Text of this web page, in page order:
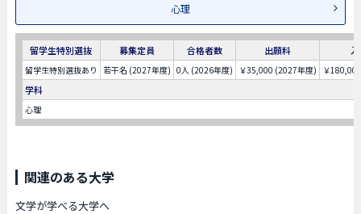
心理
留学生特別選抜 募集定員 合格者数 出願料
留学生特別選抜あり 若干名 (2027年度) 0人 (2026年度) ￥35,000 (2027年度) ￥
学科
心理
関連のある大学
文学が学べる大学へ